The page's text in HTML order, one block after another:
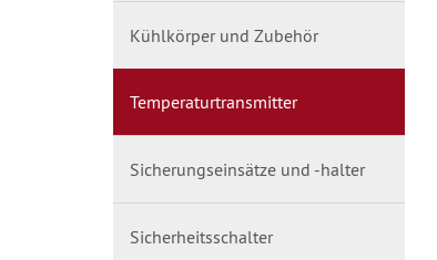
Kühlkörper und Zubehör
Temperaturtransmitter
Sicherungseinsätze und -halter
Sicherheitsschalter